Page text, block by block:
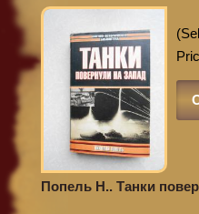
Попель Н.. Танки